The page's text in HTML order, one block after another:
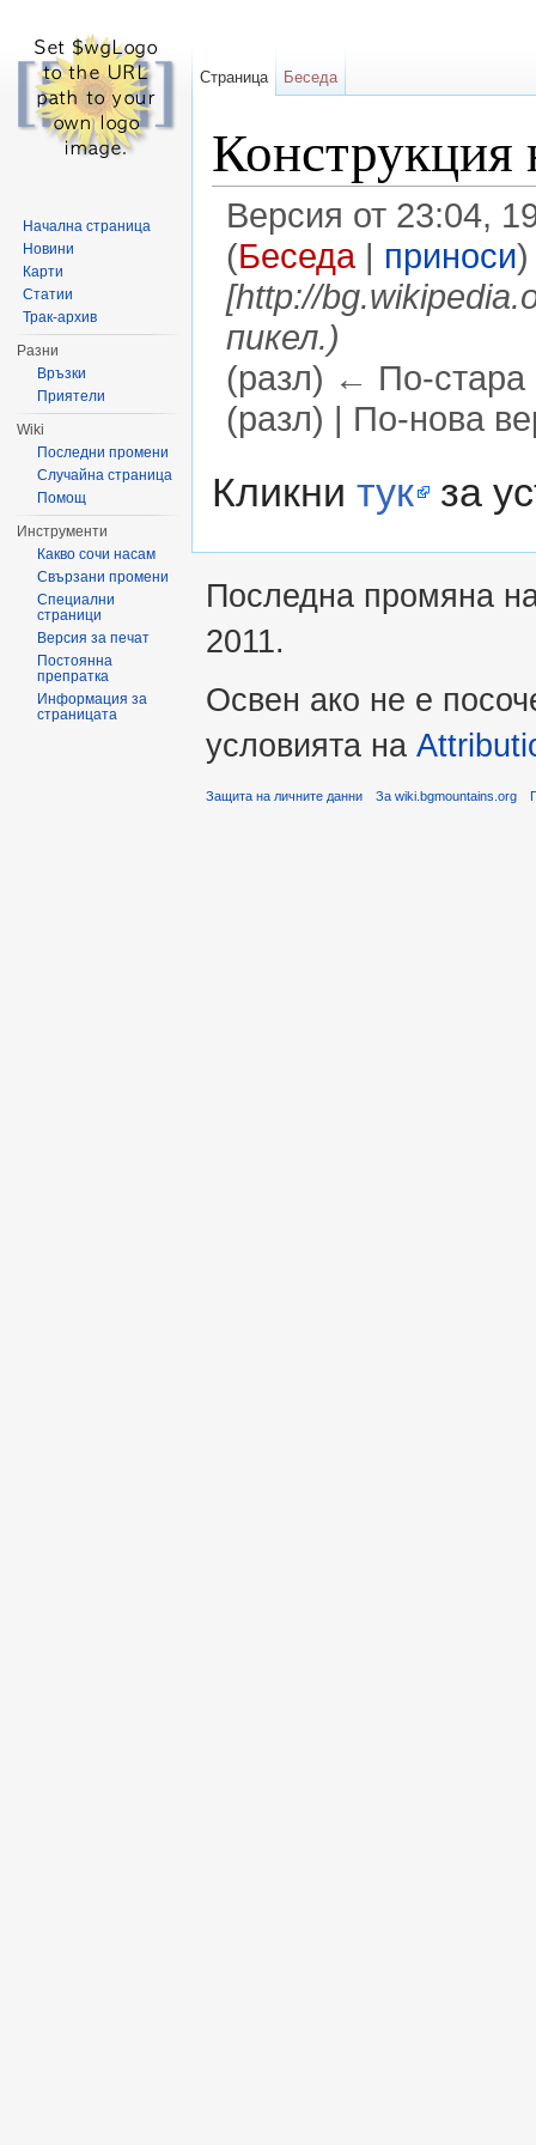
Конструкция
Версия от 23:04,
(Беседа| приноси)
[http://
пикел.)
(разл) ← По-стара
(разл) | По-нова
Кликни тук за
Страница Беседа
Начална страница
Новини
Карти
Статии
Трак-архив
Разни
Връзки
Приятели
Wiki
Последни промени
Случайна страница
Помощ
Инструменти
Какво сочи насам
Свързани промени
Специални
страници
Версия за печат
Постоянна
препратка
Информация за
страницата
Последна промяна
2011.
Освен ако не е
условията на
Защита на личните данни За wiki.bgmountains.org